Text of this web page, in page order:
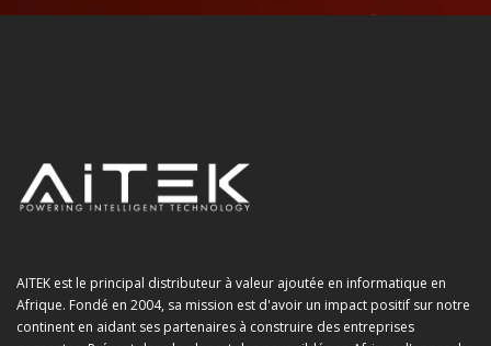
AITEK est le principal distributeur à valeur ajoutée en informatique en
Afrique. Fondé en 2004, sa mission est d'avoir un impact positif sur notre
continent en aidant ses partenaires à construire des entreprises